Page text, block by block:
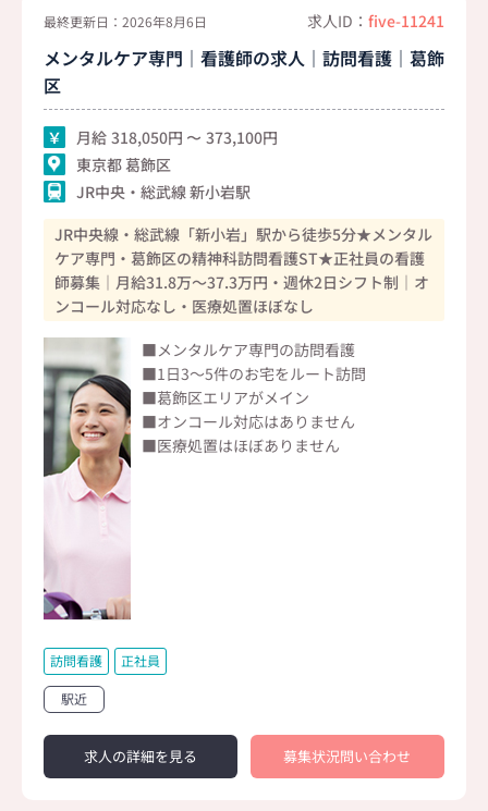
最終更新日：2026年8月6日 求人ID： five-11241
メンタルケア専門｜看護師の求人｜訪問看護｜葛飾
区
月給 318,050
373,100
東京都 葛飾区
JR中央・総武線 新小岩駅
JR中央線・総武線「新小岩」駅から徒歩5分★メンタル
ケア専門・葛飾区の精神科訪問看護ST★正社員の看護
師募集｜月給31.8万～37.3万円・週休2日シフト制｜オ
ンコール対応なし・医療処置ほぼなし
■メンタルケア専門の訪問看護
■1日3～5件のお宅をルート訪問
■葛飾区エリアがメイン
■オンコール対応はありません
■医療処置はほぼありません
訪問看護 正社員
駅近
求人の詳細を見る 募集状況問い合わせ